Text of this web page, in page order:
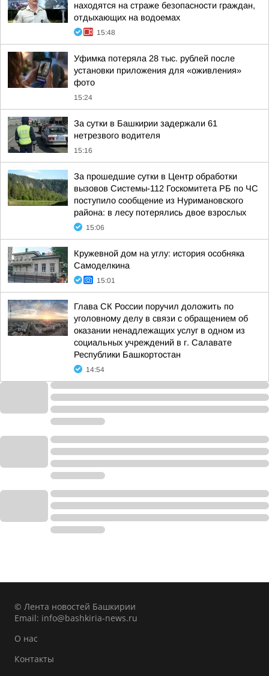
находятся на страже безопасности граждан,
отдыхающих на водоемах
15:48
Уфимка потеряла 28 тыс. рублей после
установки приложения для «оживления»
фото
15:24
За сутки в Башкирии задержали 61
нетрезвого водителя
15:16
За прошедшие сутки в Центр обработки
вызовов Системы-112 Госкомитета РБ по ЧС
поступило сообщение из Нуримановского
района: в лесу потерялись двое взрослых
15:06
Кружевной дом на углу: история особняка
Самоделкина
15:01
Глава СК России поручил доложить по
уголовному делу в связи с обращением об
оказании ненадлежащих услуг в одном из
социальных учреждений в г. Салавате
Республики Башкортостан
14:54
© Лента новостей Башкирии
Email: info@bashkiria-news.ru
О нас
Контакты